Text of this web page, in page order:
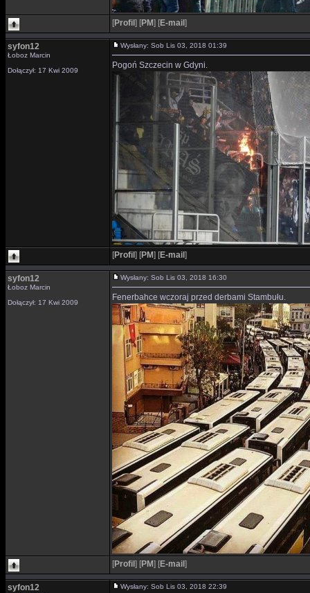
[Profil ] [PM] [E-mail ]
syfon12
Łoboz Marcin
Dołączył: 17 Kwi 2009
Wysłany: Sob Lis 03, 2018 01:39
Pogoń Szczecin w Gdyni.
[Profil ] [PM] [E-mail ]
syfon12
Łoboz Marcin
Dołączył: 17 Kwi 2009
Wysłany: Sob Lis 03, 2018 16:30
Fenerbahce wczoraj przed derbami Stambułu.
[Profil ] [PM] [E-mail ]
syfon12 Wysłany: Sob Lis 03, 2018 22:39